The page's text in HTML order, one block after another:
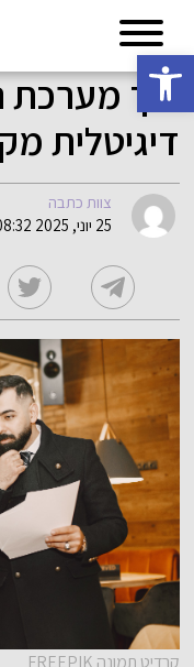
פתח סרגל נגישות
איך מערכת
דיגיטלית
צוות כתבה
25 יוני, 2025 08:32
קרדיט תמונה FREEPIK